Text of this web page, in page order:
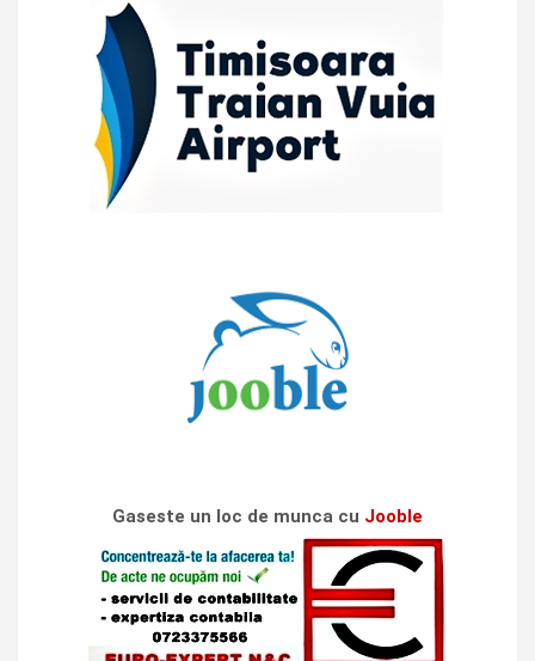
Gaseste un loc de munca cu Jooble